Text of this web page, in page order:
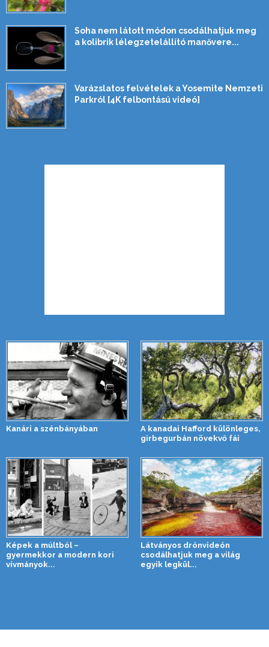
Soha nem látott módon csodálhatjuk meg
a kolibrik lélegzetelállító manővere...
Varázslatos felvételek a Yosemite Nemzeti
Parkról [4K felbontású videó]
Kanári a szénbányában
A kanadai Hafford különleges,
girbegurbán növekvő fái
Képek a múltból –
gyermekkor a modern kori
vívmányok...
Látványos drónvideón
csodálhatjuk meg a világ
egyik legkül...